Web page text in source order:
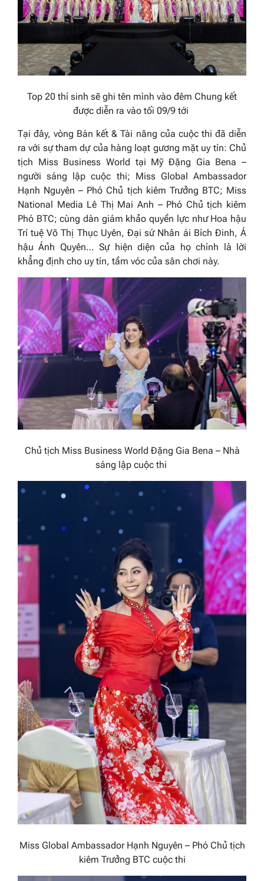
Top 20 thí sinh sẽ ghi tên mình vào đêm Chung kết
được diễn ra vào tối 09/9 tới
Tại đây, vòng Bán kết & Tài năng của cuộc thi đã diễn
ra với sự tham dự của hàng loạt gương mặt uy tín: Chủ
tịch Miss Business World tại Mỹ Đặng Gia Bena –
người sáng lập cuộc thi; Miss Global Ambassador
Hạnh Nguyên – Phó Chủ tịch kiêm Trưởng BTC; Miss
National Media Lê Thị Mai Anh – Phó Chủ tịch kiêm
Phó BTC; cùng dàn giám khảo quyền lực như Hoa hậu
Trí tuệ Võ Thị Thục Uyên, Đại sứ Nhân ái Bích Đinh, Á
hậu Ánh Quyên… Sự hiện diện của họ chính là lời
khẳng định cho uy tín, tầm vóc của sân chơi này.
Chủ tịch Miss Business World Đặng Gia Bena – Nhà
sáng lập cuộc thi
Miss Global Ambassador Hạnh Nguyên – Phó Chủ tịch
kiêm Trưởng BTC cuộc thi